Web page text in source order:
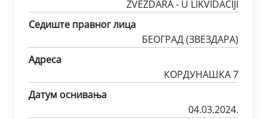
ZVEZDARA - U LIKVIDACIJI
Седиште правног лица
БЕОГРАД (ЗВЕЗДАРА)
Адреса
КОРДУНАШКА 7
Датум оснивања
04.03.2024.